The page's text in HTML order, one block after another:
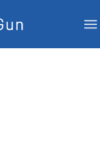
Oferta B2B